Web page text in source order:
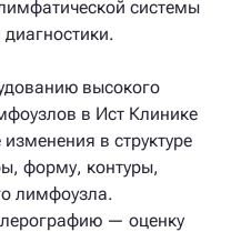
системы
высокого
в Ист Клинике
в структуре
форму, контуры,
лимфоузла.
— оценку